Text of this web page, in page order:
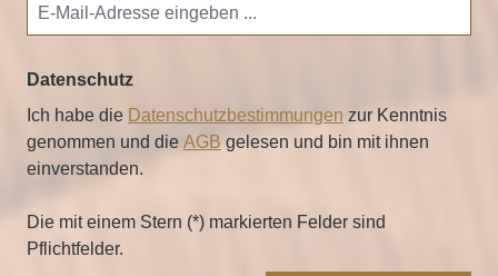
Datenschutz
Ich habe die Datenschutzbestimmungen zur Kenntnis
genommen und die AGB gelesen und bin mit ihnen
einverstanden.
Die mit einem Stern (*) markierten Felder sind
Pflichtfelder.